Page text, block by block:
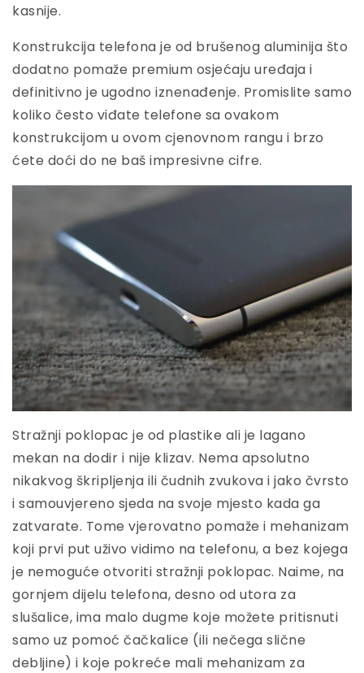
kasnije.
Konstrukcija telefona je od brušenog aluminija što
dodatno pomaže premium osjećaju uređaja i
definitivno je ugodno iznenađenje. Promislite samo
koliko često viđate telefone sa ovakom
konstrukcijom u ovom cjenovnom rangu i brzo
ćete doći do ne baš impresivne cifre.
Stražnji poklopac je od plastike ali je lagano
mekan na dodir i nije klizav. Nema apsolutno
nikakvog škripljenja ili čudnih zvukova i jako čvrsto
i samouvjereno sjeda na svoje mjesto kada ga
zatvarate. Tome vjerovatno pomaže i mehanizam
koji prvi put uživo vidimo na telefonu, a bez kojega
je nemoguće otvoriti stražnji poklopac. Naime, na
gornjem dijelu telefona, desno od utora za
slušalice, ima malo dugme koje možete pritisnuti
samo uz pomoć čačkalice (ili nečega slične
debljine) i koje pokreće mali mehanizam za